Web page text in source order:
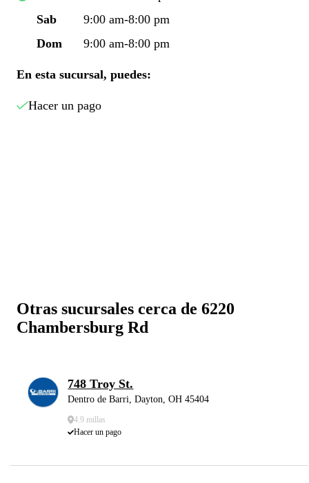
Sab
9:00 am-8:00 pm
Dom
9:00 am-8:00 pm
En esta sucursal, puedes:
Hacer un pago
Otras sucursales cerca de 6220
Chambersburg Rd
748 Troy St.
Dentro de Barri, Dayton, OH 45404
4.9 millas
Hacer un pago